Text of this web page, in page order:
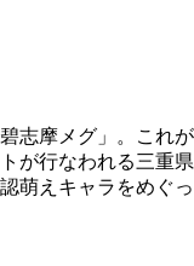
志摩メグ」。これが
が行なわれる三重県
萌えキャラをめぐっ